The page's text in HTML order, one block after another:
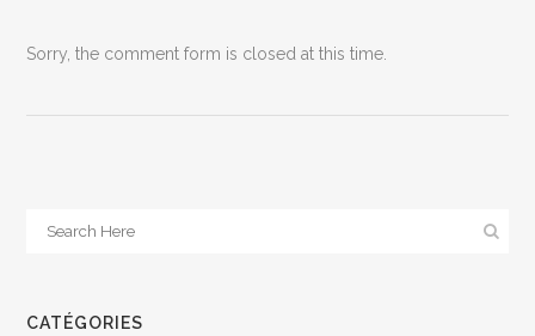
Sorry, the comment form is closed at this time.
CATÉGORIES